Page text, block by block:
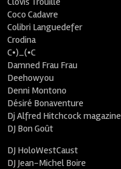
Coco Cadavre
Colibri Languedefer
Crodina
C•)_(•C
Damned Frau Frau
Deehowyou
Denni Montono
Désiré Bonaventure
Dj Alfred Hitchcock magazine
DJ Bon Goût
DJ HoloWestCaust
DJ Jean-Michel Boire